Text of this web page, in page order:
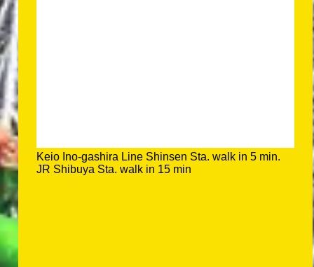
Keio Ino-gashira Line Shinsen Sta. walk in 5 min.
JR Shibuya Sta. walk in 15 min